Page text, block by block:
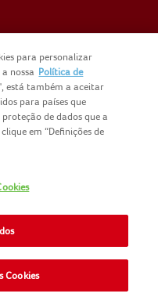
2025
para personalizar
nossa Política de
está também a aceitar
para países que
de dados que a
em “Definições de
Cookies